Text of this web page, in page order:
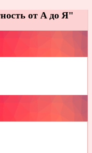
от А до Я"